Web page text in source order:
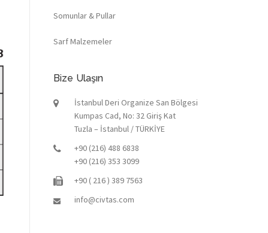
Somunlar & Pullar
Sarf Malzemeler
Bize Ulaşın
İstanbul Deri Organize San Bölgesi
Kumpas Cad, No: 32 Giriş Kat
Tuzla – İstanbul / TÜRKİYE
+90 (216) 488 6838
+90 (216) 353 3099
+90 ( 216 ) 389 7563
info@civtas.com